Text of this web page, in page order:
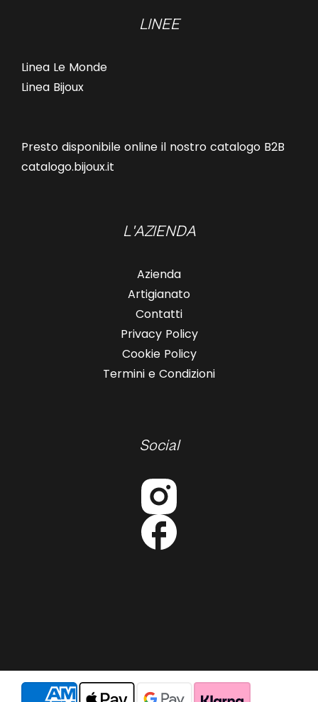
LINEE
Linea Le Monde
Linea Bijoux
Presto disponibile online il nostro catalogo B2B
catalogo.bijoux.it
L'AZIENDA
Azienda
Artigianato
Contatti
Privacy Policy
Cookie Policy
Termini e Condizioni
Social